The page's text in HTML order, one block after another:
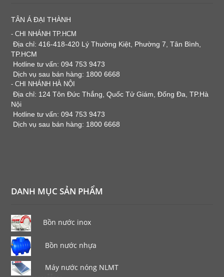
TÂN Á ĐẠI THÀNH
- CHI NHÁNH TP.HCM
Địa chỉ: 416-418-420 Lý Thường Kiệt, Phường 7, Tân Bình,
TP.HCM
Hotline tư vấn: 094 753 9473
Dịch vụ sau bán hàng: 1800 6668
- CHI NHÁNH HÀ NỘI
Địa chỉ: 124 Tôn Đức Thắng, Quốc Tử Giám, Đống Đa, TP.Hà
Nội
Hotline tư vấn: 094 753 9473
Dịch vụ sau bán hàng: 1800 6668
DANH MỤC SẢN PHẨM
Bồn nước inox
Bồn nước nhựa
Máy nước nóng NLMT